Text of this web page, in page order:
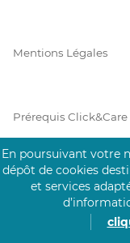
Mentions Légales
Prérequis Click&Care
Protection des
En poursuivant votre
dépôt de cookies
et services